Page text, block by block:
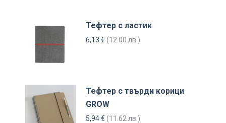
Тефтер с ластик
6,13 € (12.00 лв.)
Тефтер с твърди корици
GROW
5,94€ (11.62 лв.)